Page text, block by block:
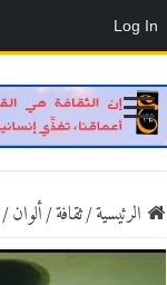
الرئيسية/ثقافة/ألوان/
Log In